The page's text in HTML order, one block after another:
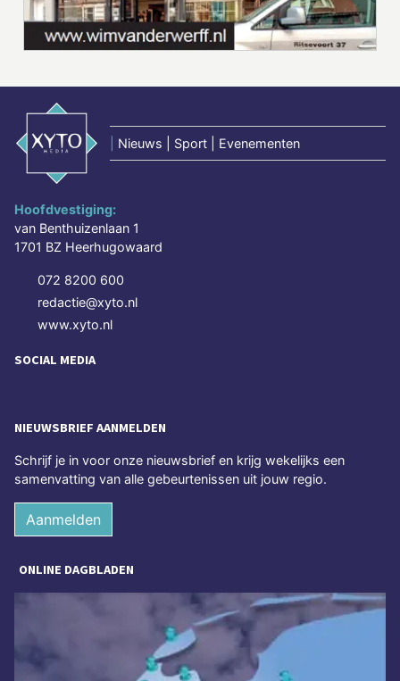
Nieuws | Sport | Evenementen
Hoofdvestiging:
van Benthuizenlaan 1
1701 BZ Heerhugowaard
072 8200 600
redactie@xyto.nl
www.xyto.nl
SOCIAL MEDIA
NIEUWSBRIEF AANMELDEN
Schrijf je in voor onze nieuwsbrief en krijg wekelijks een
samenvatting van alle gebeurtenissen uit jouw regio.
Aanmelden
ONLINE DAGBLADEN